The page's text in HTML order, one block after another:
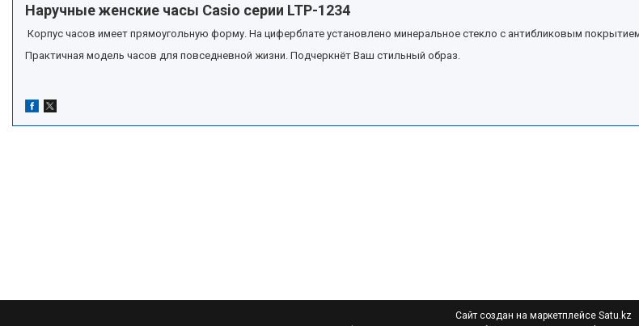
Наручные женские часы Casio серии LTP-1234
Корпус часов имеет прямоугольную форму. На циферблате установлено минеральное стекло с антибликовым
Практичная модель часов для повседневной жизни. Подчеркнёт Ваш стильный образ.
Сайт создан на маркетплейсе Satu.kz